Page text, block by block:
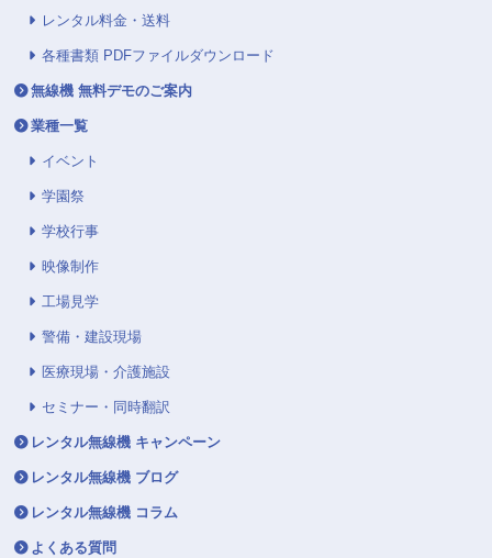
レンタル料金・送料
各種書類 PDFファイルダウンロード
無線機 無料デモのご案内
業種一覧
イベント
学園祭
学校行事
映像制作
工場見学
警備・建設現場
医療現場・介護施設
セミナー・同時翻訳
レンタル無線機 キャンペーン
レンタル無線機 ブログ
レンタル無線機 コラム
よくある質問